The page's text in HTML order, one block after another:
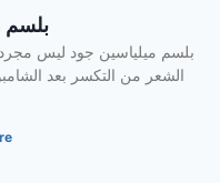
بلسم
بلسم ميلياسين جود ليس
الشعر من التكسر بعد
»